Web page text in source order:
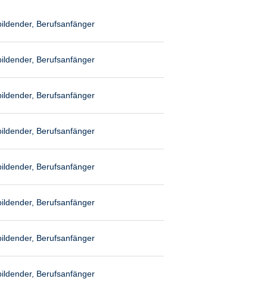
Berufsanfänger
Berufsanfänger
Berufsanfänger
Berufsanfänger
Berufsanfänger
Berufsanfänger
Berufsanfänger
Berufsanfänger